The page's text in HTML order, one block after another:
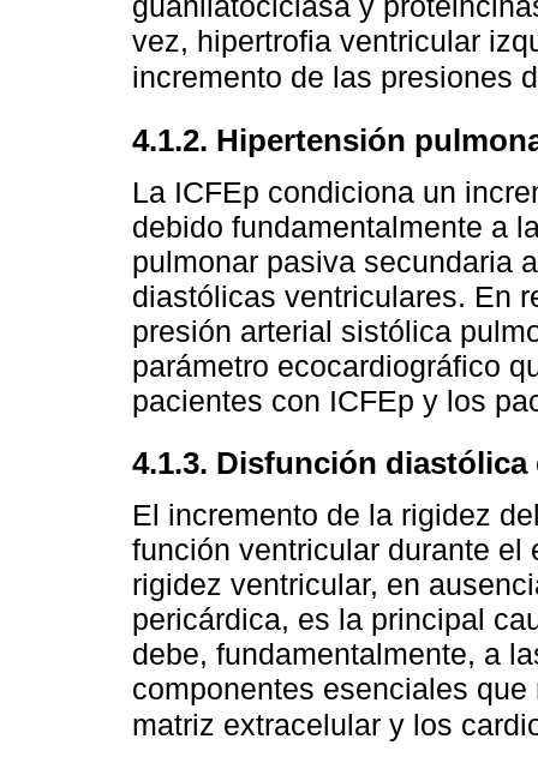
vez, hipertrofia ventricular
incremento de las presiones
4.1.2. Hipertensión
La ICFEp condiciona un
debido fundamentalmente a
pulmonar pasiva secundaria
diastólicas ventriculares. En
presión arterial sistólica
parámetro ecocardiográfico
pacientes con ICFEp y los
4.1.3. Disfunción
El incremento de la rigidez
función ventricular durante
rigidez ventricular, en
pericárdica, es la principal
debe, fundamentalmente, a
componentes esenciales
matriz extracelular y los